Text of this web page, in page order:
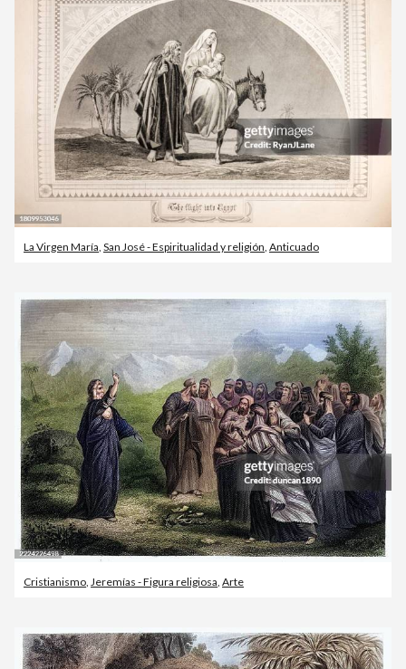
La Virgen María, San José - Espiritualidad y religión, Anticuado
Cristianismo, Jeremías - Figura religiosa, Arte